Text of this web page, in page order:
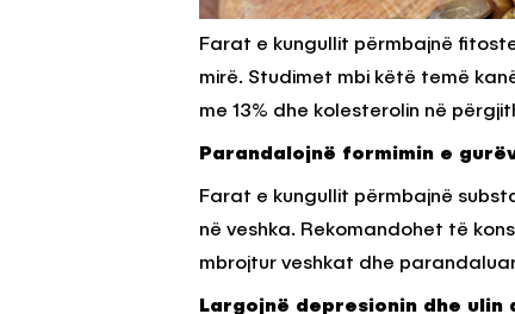
Farat e kungullit përmbajnë
mirë. Studimet mbi këtë temë
me 13% dhe kolesterolin në
Parandalojnë formimin e
Farat e kungullit përmbajnë
në veshka. Rekomandohet të
mbrojtur veshkat dhe
Largojnë depresionin dhe ulin